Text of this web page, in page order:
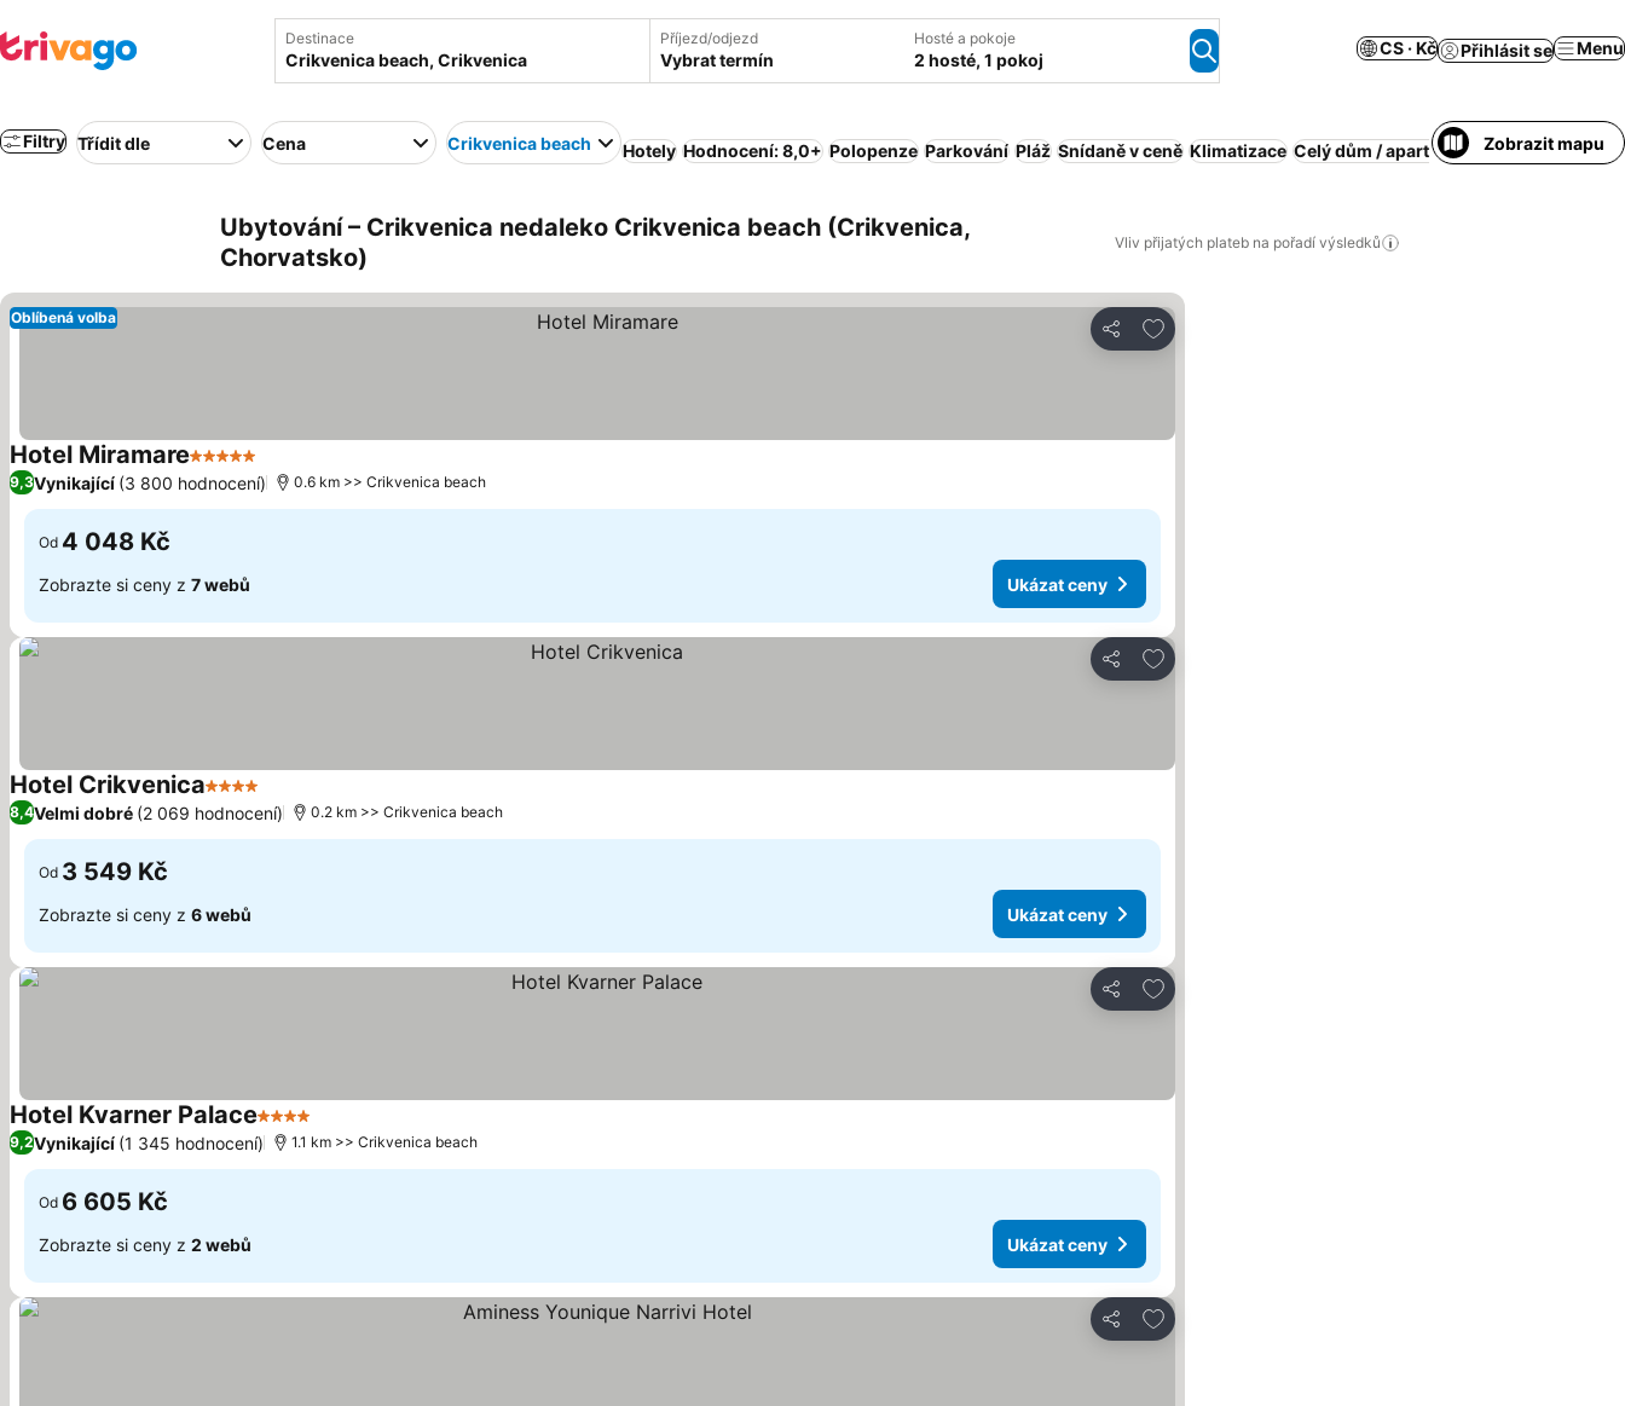
Destinace Příjezd/odjezd
Vybrat termín
Hosté a pokoje
2 hosté, 1 pokoj
CS · Kč Přihlásit se Menu
Filtry Třídit dle Cena Crikvenica beach Hotely Hodnocení: 8,0+ Polopenze Parkování Pláž Snídaně v ceně Klimatizace Celý dům / apartmán Bazén
Zobrazit mapu
Ubytování – Crikvenica nedaleko Crikvenica beach (Crikvenica,
Chorvatsko)
Vliv přijatých plateb na pořadí výsledků
Sdílet
Přidat na seznam oblíbených hotelů
Oblíbená volba
Hotel Miramare5 Počet hvězdiček
9,3Vynikající (3 800 hodnocení) 0.6 km >> Crikvenica beach
Od 4 048 Kč
Zobrazte si ceny z 7 webů Ukázat ceny
Sdílet
Přidat na seznam oblíbených hotelů
Hotel Crikvenica4 Počet hvězdiček
8,4Velmi dobré (2 069 hodnocení) 0.2 km >> Crikvenica beach
Od 3 549 Kč
Zobrazte si ceny z 6 webů Ukázat ceny
Sdílet
Přidat na seznam oblíbených hotelů
Hotel Kvarner Palace4 Počet hvězdiček
9,2Vynikající (1 345 hodnocení) 1.1 km >> Crikvenica beach
Od 6 605 Kč
Zobrazte si ceny z 2 webů Ukázat ceny
Sdílet
Přidat na seznam oblíbených hotelů